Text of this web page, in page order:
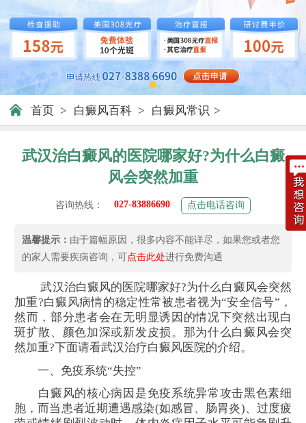
首页 > 白癜风百科 > 白癜风常识 >
武汉治白癜风的医院哪家好?为什么白癜
风会突然加重
咨询热线： 027-83886690 点击电话咨询
温馨提示： 由于篇幅原因，很多内容不能详尽，如果您或者您
的家人需要疾病咨询，可点击此处进行免费沟通
武汉治白癜风的医院哪家好?为什么白癜风会突然
加重?白癜风病情的稳定性常被患者视为“安全信号”，
然而，部分患者会在无明显诱因的情况下突然出现白
斑扩散、颜色加深或新发皮损。那为什么白癜风会突
然加重?下面请看武汉治疗白癜风医院的介绍。
一、免疫系统“失控”
白癜风的核心病因是免疫系统异常攻击黑色素细
胞，而当患者近期遭遇感染(如感冒、肠胃炎)、过度疲